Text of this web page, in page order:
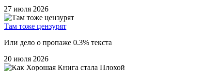
27 июля 2026
Там тоже цензурят
Или дело о пропаже 0.3% текста
20 июля 2026